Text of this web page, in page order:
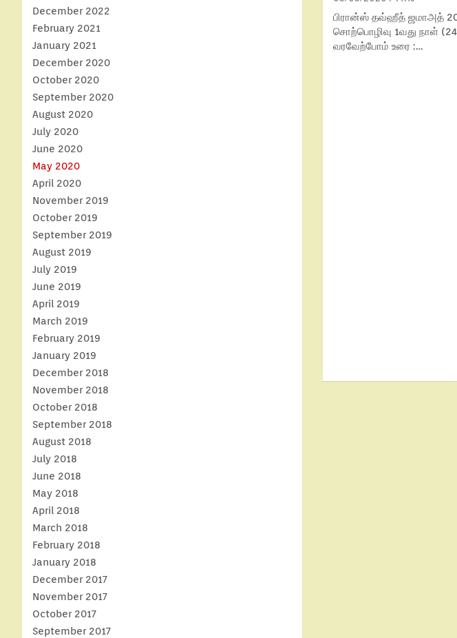
பிரான்ஸ் தவ்ஹீத் ஜமாஅத்
சொற்பொழிவு 1வது நாள்
வரவேற்போம் உரை :…
December 2022
February 2021
January 2021
December 2020
October 2020
September 2020
August 2020
July 2020
June 2020
May 2020
April 2020
November 2019
October 2019
September 2019
August 2019
July 2019
June 2019
April 2019
March 2019
February 2019
January 2019
December 2018
November 2018
October 2018
September 2018
August 2018
July 2018
June 2018
May 2018
April 2018
March 2018
February 2018
January 2018
December 2017
November 2017
October 2017
September 2017